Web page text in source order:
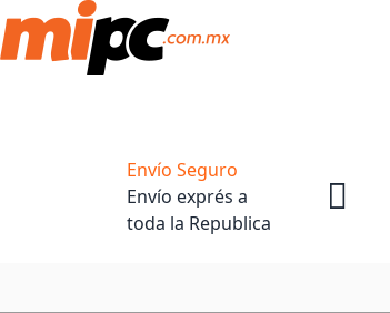
Envío Seguro
Envío exprés a
toda la Republica